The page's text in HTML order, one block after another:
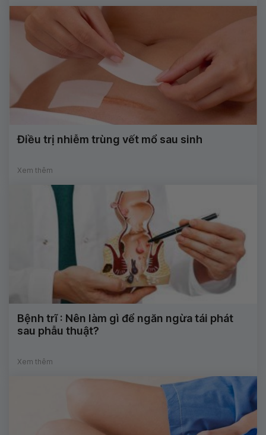
Điều trị nhiễm trùng vết mổ sau sinh
Xem thêm
Bệnh trĩ : Nên làm gì để ngăn ngừa tái phát
sau phẫu thuật?
Xem thêm